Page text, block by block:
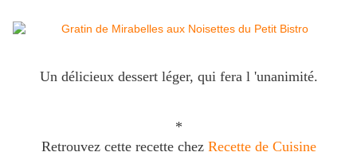
Un délicieux dessert léger, qui fera l 'unanimité.
*
Retrouvez cette recette chez Recette de Cuisine